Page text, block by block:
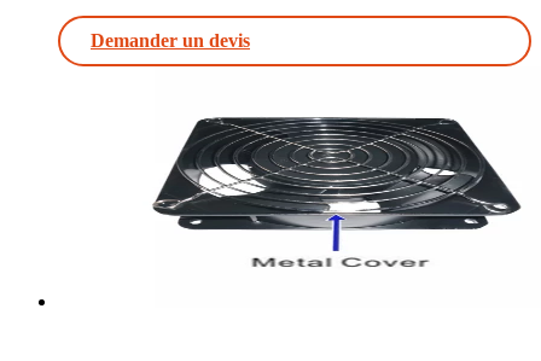
Demander un devis